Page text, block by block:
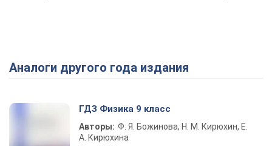
Play Video
Аналоги другого года издания
ГДЗ Физика 9 класс
Авторы: Ф. Я. Божинова, Н. М. Кирюхин, Е.
А. Кирюхина